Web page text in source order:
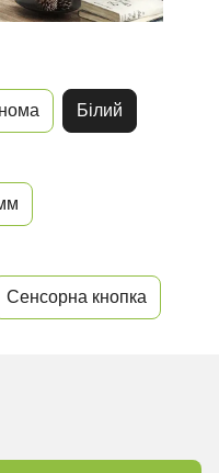
Білий
Сенсорна кнопка